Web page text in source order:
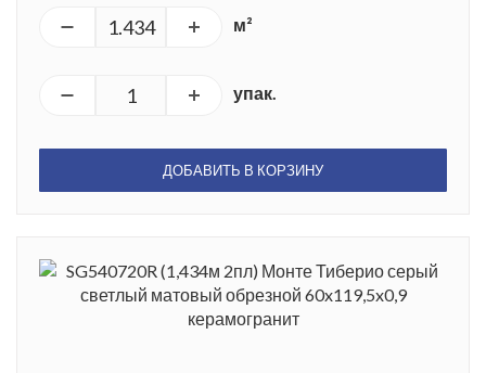
м²
упак.
ДОБАВИТЬ В КОРЗИНУ